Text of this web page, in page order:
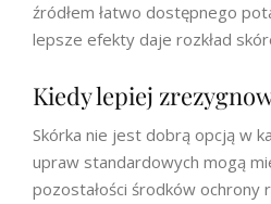
źródłem łatwo dostępnego
lepsze efekty daje rozkład
Kiedy lepiej
Skórka nie jest dobrą opcją w
upraw standardowych mogą
pozostałości środków ochrony